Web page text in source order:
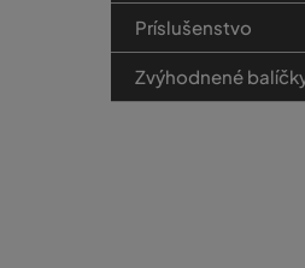
Príslušenstvo
Zvýhodnené